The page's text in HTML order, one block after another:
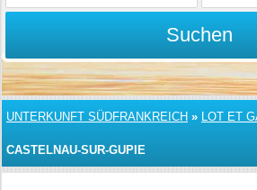
Suchen
UNTERKUNFT SÜDFRANKREICH » LOT ET
CASTELNAU-SUR-GUPIE